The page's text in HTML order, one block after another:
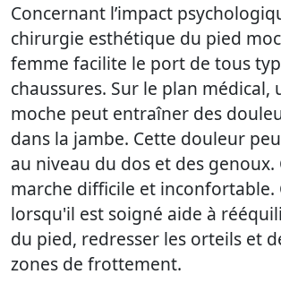
Concernant l’impact
chirurgie esthétique du pied
femme facilite le port de tous
chaussures. Sur le plan médical,
moche peut entraîner des
dans la jambe. Cette douleur
au niveau du dos et des genoux.
marche difficile et inconfortable.
lorsqu'il est soigné aide à
du pied, redresser les orteils et
zones de frottement.